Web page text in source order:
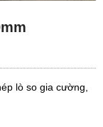
lò so gia cường,